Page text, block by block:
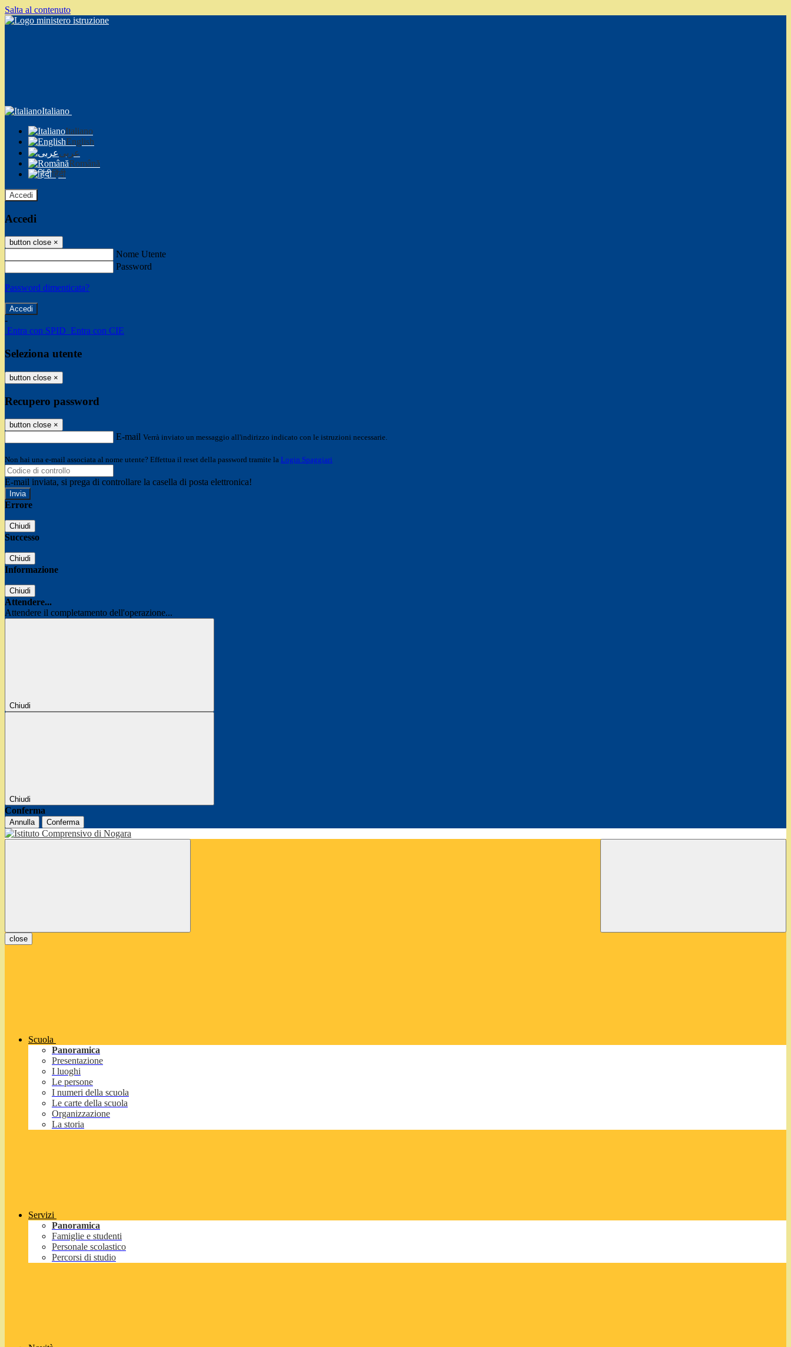
Salta al contenuto
Italiano
Italiano
English
عربى
Română
हिंदी
Accedi
Accedi
button close ×
Nome Utente
Password
Password dimenticata?
-
Entra con SPID Entra con CIE
Seleziona utente
button close ×
Recupero password
button close ×
E-mail Verrà inviato un messaggio all'indirizzo indicato con le istruzioni necessarie.
Non hai una e-mail associata al nome utente? Effettua il reset della password tramite la Login Spaggiari
E-mail inviata, si prega di controllare la casella di posta elettronica!
Errore
Chiudi
Successo
Chiudi
Informazione
Chiudi
Attendere...
Attendere il completamento dell'operazione...
Chiudi
Chiudi
Conferma
Annulla Conferma
close
Scuola
Panoramica
Presentazione
I luoghi
Le persone
I numeri della scuola
Le carte della scuola
Organizzazione
La storia
Servizi
Panoramica
Famiglie e studenti
Personale scolastico
Percorsi di studio